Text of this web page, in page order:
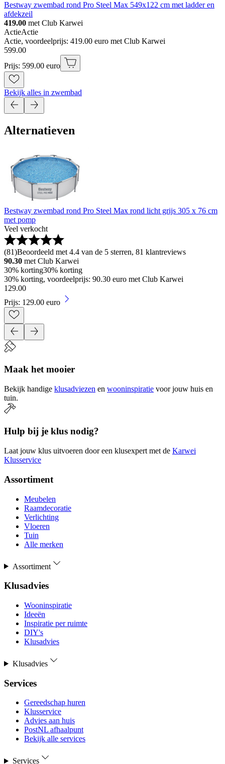
Bestway zwembad rond Pro Steel Max 549x122 cm met ladder en
afdekzeil
419.00 met Club Karwei
ActieActie
Actie, voordeelprijs: 419.00 euro met Club Karwei
599.00
Prijs: 599.00 euro
Bekijk alles in zwembad
Alternatieven
Bestway zwembad rond Pro Steel Max rond licht grijs 305 x 76 cm
met pomp
Veel verkocht
(81)Beoordeeld met 4.4 van de 5 sterren, 81 klantreviews
90.30 met Club Karwei
30% korting30% korting
30% korting, voordeelprijs: 90.30 euro met Club Karwei
129.00
Prijs: 129.00 euro
Maak het mooier
Bekijk handige klusadviezen en wooninspiratie voor jouw huis en
tuin.
Hulp bij je klus nodig?
Laat jouw klus uitvoeren door een klusexpert met de Karwei
Klusservice
Assortiment
Meubelen
Raamdecoratie
Verlichting
Vloeren
Tuin
Alle merken
Assortiment
Klusadvies
Wooninspiratie
Ideeën
Inspiratie per ruimte
DIY's
Klusadvies
Klusadvies
Services
Gereedschap huren
Klusservice
Advies aan huis
PostNL afhaalpunt
Bekijk alle services
Services